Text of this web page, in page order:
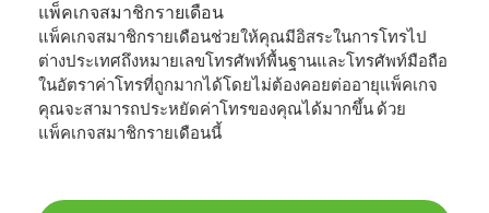
แพ็คเกจสมาชิกรายเดือน
แพ็คเกจสมาชิกรายเดือนช่วยให้คุณมีอิสระในการโทรไป
ต่างประเทศถึงหมายเลขโทรศัพท์พื้นฐานและโทรศัพท์มือถือ
ในอัตราค่าโทรที่ถูกมากได้โดยไม่ต้องคอยต่ออายุแพ็คเกจ
คุณจะสามารถประหยัดค่าโทรของคุณได้มากขึ้น ด้วย
แพ็คเกจสมาชิกรายเดือนนี้